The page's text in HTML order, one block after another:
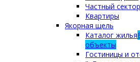
Частный сектор
Квартиры
Якорная щель
Каталог жилья
объекты
Гостиницы и